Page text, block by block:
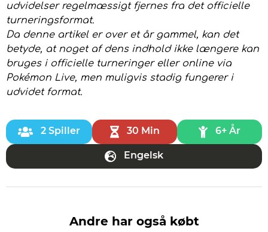
udvidelser regelmæssigt fjernes fra det officielle
turneringsformat.
Da denne artikel er over et år gammel, kan det
betyde, at noget af dens indhold ikke længere kan
bruges i officielle turneringer eller online via
Pokémon Live, men muligvis stadig fungerer i
udvidet format.
2 Spiller 30 Min 6+ År
Engelsk
Andre har også købt